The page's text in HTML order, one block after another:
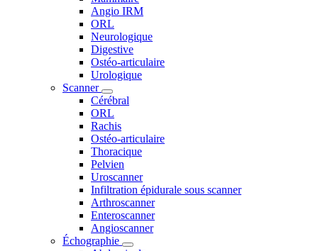
Angio IRM
ORL
Neurologique
Digestive
Ostéo-articulaire
Urologique
Scanner
Cérébral
ORL
Rachis
Ostéo-articulaire
Thoracique
Pelvien
Uroscanner
Infiltration épidurale sous scanner
Arthroscanner
Enteroscanner
Angioscanner
Échographie